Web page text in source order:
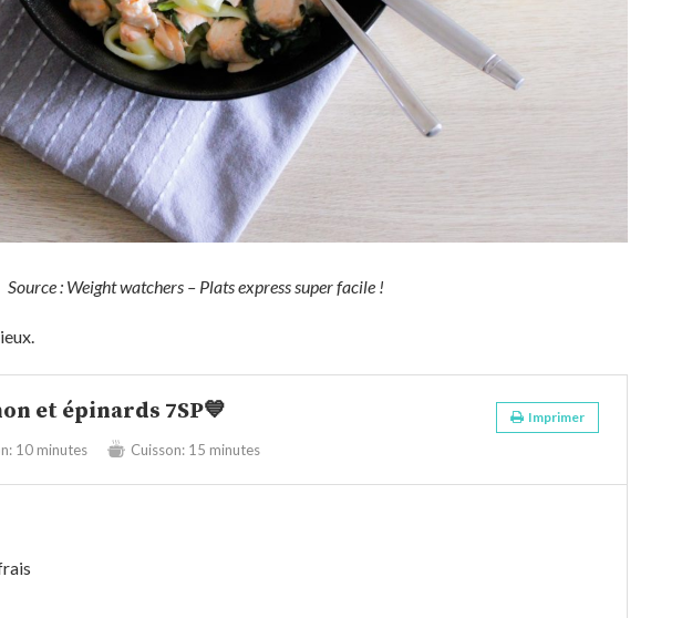
Source : Weight watchers – Plats express super facile !
et épinards 7SP💙 Imprimer
10 minutes Cuisson: 15 minutes